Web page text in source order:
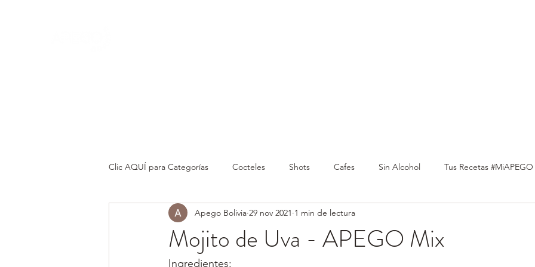
Clic AQUÍ para Categorías Cocteles Shots Cafes Sin Alcohol Tus Recetas #MiAPEGO
Mojito de Uva - APEGO Mix
Apego Bolivia 29 nov 2021 1 min de lectura
Ingredientes: